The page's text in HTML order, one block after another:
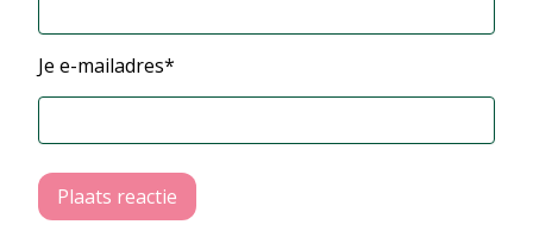
Je e-mailadres*
Plaats reactie